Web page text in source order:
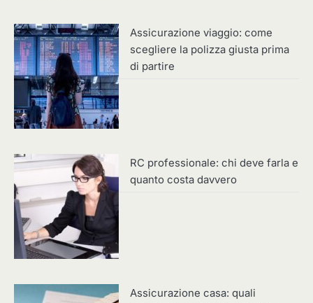
Assicurazione viaggio: come
scegliere la polizza giusta prima
di partire
RC professionale: chi deve farla e
quanto costa davvero
Assicurazione casa: quali